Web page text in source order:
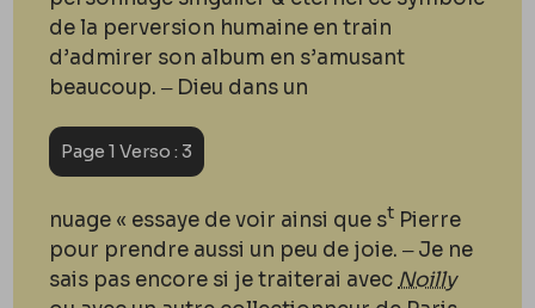
de la perversion humaine en train
d’admirer son album en s’amusant
beaucoup. ‒ Dieu dans un
Page 1 Verso : 3
nuage « essaye de voir ainsi que st Pierre
pour prendre aussi un peu de joie. ‒ Je ne
sais pas encore si je traiterai avec Noilly